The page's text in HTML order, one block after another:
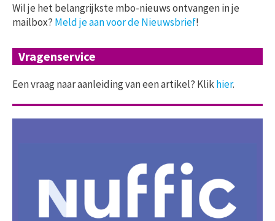
Wil je het belangrijkste mbo-nieuws ontvangen in je
mailbox? Meld je aan voor de Nieuwsbrief!
Vragenservice
Een vraag naar aanleiding van een artikel? Klikhier.